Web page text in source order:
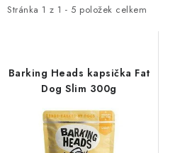
i
r
Stránka 1 z 1 - 5 položek celkem
e
p
Barking Heads kapsička Fat
Dog Slim 300g